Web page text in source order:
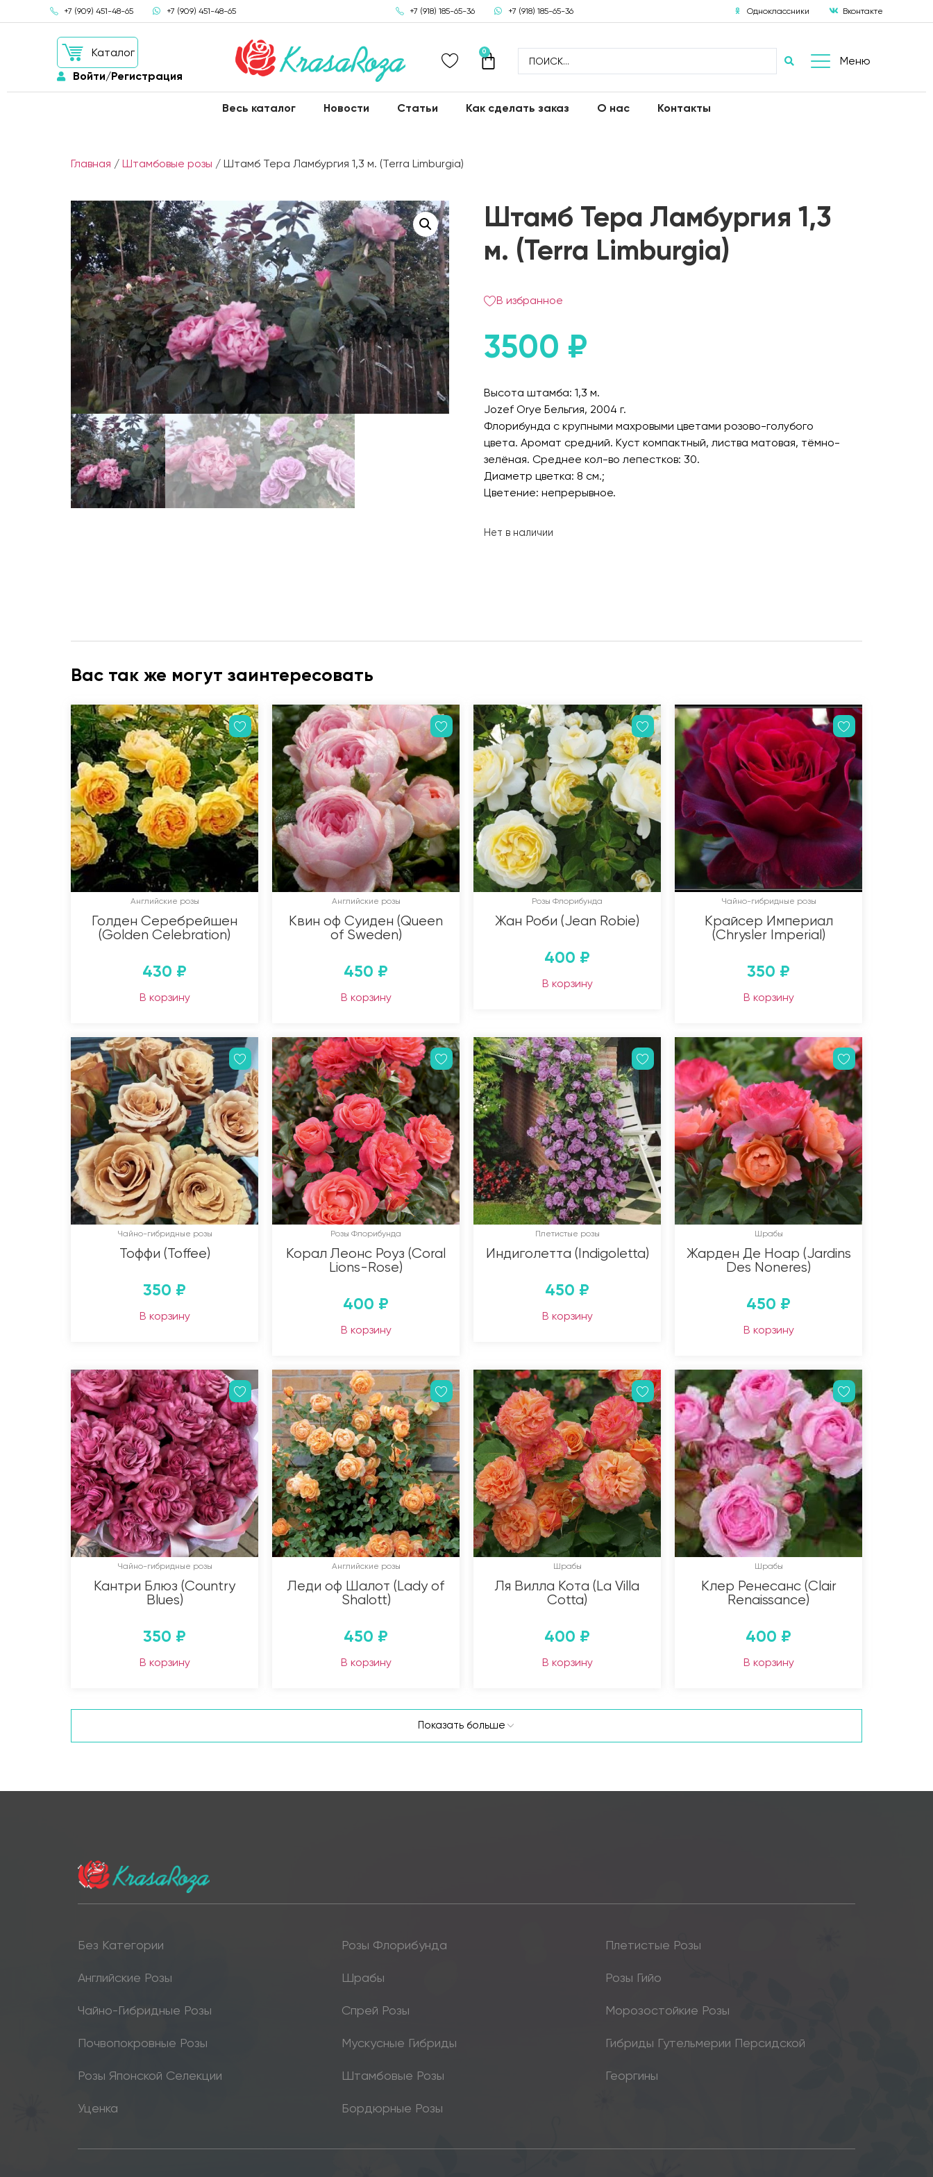
+7 (909) 451-48-65 +7 (909) 451-48-65 +7 (918) 185-65-36 +7 (918) 185-65-36 Одноклассники Вконтакте
Каталог
Войти/Регистрация
0
Меню
Весь каталог Новости Статьи Как сделать заказ О нас Контакты
Главная / Штамбовые розы / Штамб Тера Ламбургия 1,3 м. (Terra Limburgia)
Штамб Тера Ламбургия 1,3
м. (Terra Limburgia)
В избранное
3500 ₽
Высота штамба: 1,3 м.
Jozef Orye Бельгия, 2004 г.
Флорибунда с крупными махровыми цветами розово-голубого
цвета. Аромат средний. Куст компактный, листва матовая, тёмно-
зелёная. Среднее кол-во лепестков: 30.
Диаметр цветка: 8 см.;
Цветение: непрерывное.
Нет в наличии
Вас так же могут заинтересовать
Английские розы
Голден Серебрейшен
(Golden Celebration)
430 ₽
В корзину
Английские розы
Квин оф Суиден (Queen
of Sweden)
450 ₽
В корзину
Розы Флорибунда
Жан Роби (Jean Robie)
400 ₽
В корзину
Чайно-гибридные розы
Крайсер Империал
(Chrysler Imperial)
350 ₽
В корзину
Чайно-гибридные розы
Тоффи (Toffee)
350 ₽
В корзину
Розы Флорибунда
Корал Леонс Роуз (Coral
Lions-Rose)
400 ₽
В корзину
Плетистые розы
Индиголетта (Indigoletta)
450 ₽
В корзину
Шрабы
Жарден Де Ноар (Jardins
Des Noneres)
450 ₽
В корзину
Чайно-гибридные розы
Кантри Блюз (Country
Blues)
350 ₽
В корзину
Английские розы
Леди оф Шалот (Lady of
Shalott)
450 ₽
В корзину
Шрабы
Ля Вилла Кота (La Villa
Cotta)
400 ₽
В корзину
Шрабы
Клер Ренесанс (Clair
Renaissance)
400 ₽
В корзину
Показать больше
Без Категории Розы Флорибунда Плетистые Розы
Английские Розы Шрабы Розы Гийо
Чайно-Гибридные Розы Спрей Розы Морозостойкие Розы
Почвопокровные Розы Мускусные Гибриды Гибриды Гутельмерии Персидской
Розы Японской Селекции Штамбовые Розы Георгины
Уценка Бордюрные Розы